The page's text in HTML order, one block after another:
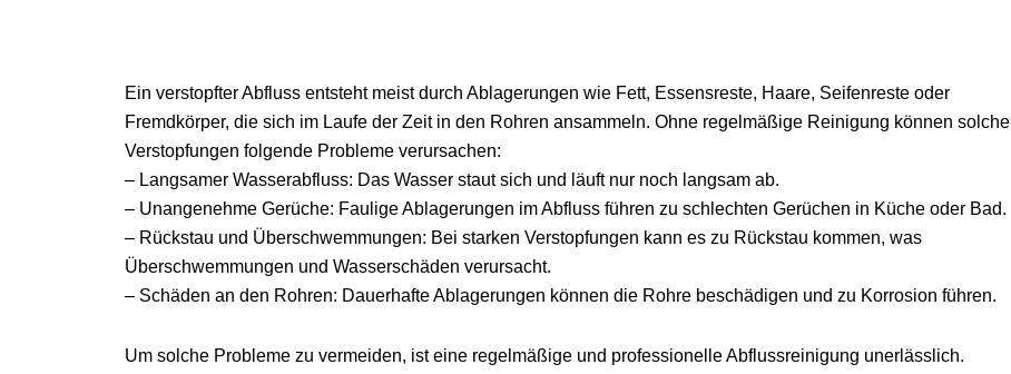
Ein verstopfter Abfluss entsteht meist durch Ablagerungen wie Fett, Essensreste, Haare, Seifenreste oder
Fremdkörper, die sich im Laufe der Zeit in den Rohren ansammeln. Ohne regelmäßige Reinigung können solche
Verstopfungen folgende Probleme verursachen:
– Langsamer Wasserabfluss: Das Wasser staut sich und läuft nur noch langsam ab.
– Unangenehme Gerüche: Faulige Ablagerungen im Abfluss führen zu schlechten Gerüchen in Küche oder Bad.
– Rückstau und Überschwemmungen: Bei starken Verstopfungen kann es zu Rückstau kommen, was
Überschwemmungen und Wasserschäden verursacht.
– Schäden an den Rohren: Dauerhafte Ablagerungen können die Rohre beschädigen und zu Korrosion führen.
Um solche Probleme zu vermeiden, ist eine regelmäßige und professionelle Abflussreinigung unerlässlich.